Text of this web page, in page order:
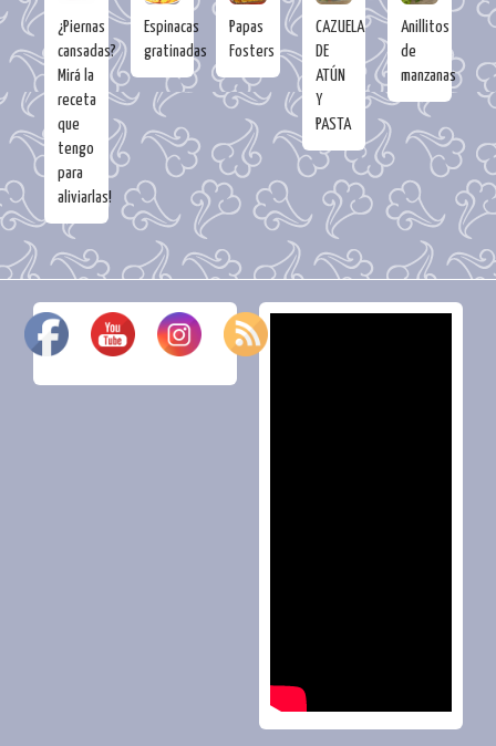
¿Piernas
cansadas?
Mirá la
receta
que
tengo
para
aliviarlas!
Espinacas
gratinadas
Papas
Fosters
CAZUELA
DE
ATÚN
Y
PASTA
Anillitos
de
manzanas